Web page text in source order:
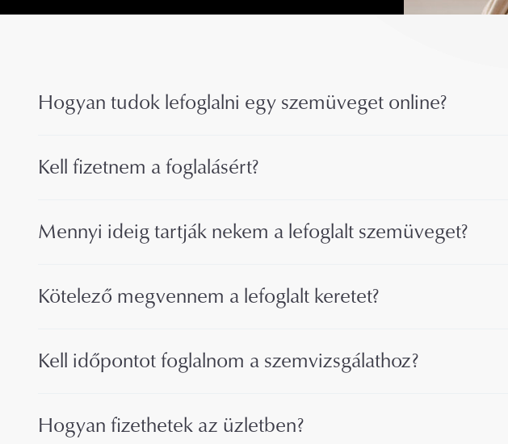
Hogyan tudok lefoglalni egy szemüveget online?
Kell fizetnem a foglalásért?
Mennyi ideig tartják nekem a lefoglalt szemüveget?
Kötelező megvennem a lefoglalt keretet?
Kell időpontot foglalnom a szemvizsgálathoz?
Hogyan fizethetek az üzletben?